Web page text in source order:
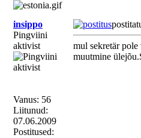
insippo
Pingviini
aktivist
Vanus: 56
Liitunud:
07.06.2009
Postitused:
mul sekretär
muutmine